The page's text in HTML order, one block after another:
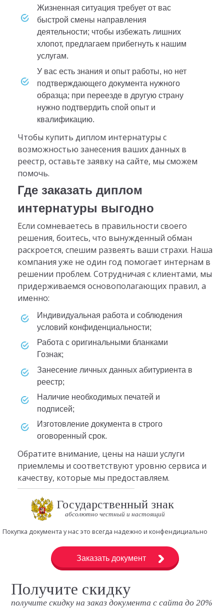
жизненная ситуация требует от вас
быстрой смены направления
деятельности; чтобы избежать лишних
хлопот, предлагаем прибегнуть к нашим
услугам.
у вас есть знания и опыт работы, но нет
подтверждающего документа нужного
образца; при переезде в другую страну
нужно подтвердить спой опыт и
квалификацию.
Чтобы купить диплом интернатуры с
возможностью занесения ваших данных в
реестр, оставьте заявку на сайте, мы сможем
помочь.
Где заказать диплом
интернатуры выгодно
Если сомневаетесь в правильности своего
решения, боитесь, что вынужденный обман
раскроется, спешим развеять ваши страхи. Наша
компания уже не один год помогает интернам в
решении проблем. Сотрудничая с клиентами, мы
придерживаемся основополагающих правил, а
именно:
индивидуальная работа и соблюдения
условий конфиденциальности;
работа с оригинальными бланками
Гознак;
занесение личных данных абитуриента в
реестр;
наличие необходимых печатей и
подписей;
изготовление документа в строго
оговоренный срок.
Обратите внимание, цены на наши услуги
приемлемы и соответствуют уровню сервиса и
качеству, которые мы предоставляем.
Государственный знак
абсолютно честный и настоящий
Покупка документа у нас это всегда надежно и конфендициально
Заказать документ
Получите скидку
получите скидку на заказ документа с сайта до 20%